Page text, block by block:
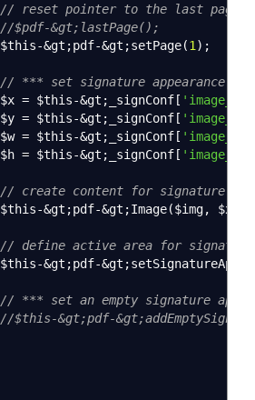
// reset pointer to the last page
//$pdf-&gt;lastPage();
$this-&gt ;pdf-&gt ;setPage(1) ;
// *** set signature appearance ***
$x = $this-&gt ; _signConf [
$y = $this-&gt ; _signConf [
$w = $this-&gt ; _signConf [
$h = $this-&gt ; _signConf [
// create content for signature
$this-&gt ;pdf-&gt ;Image($img, $x
// define active area for signature
$this-&gt ;pdf-&gt ;
// *** set an empty signature
//$this-&gt;pdf-